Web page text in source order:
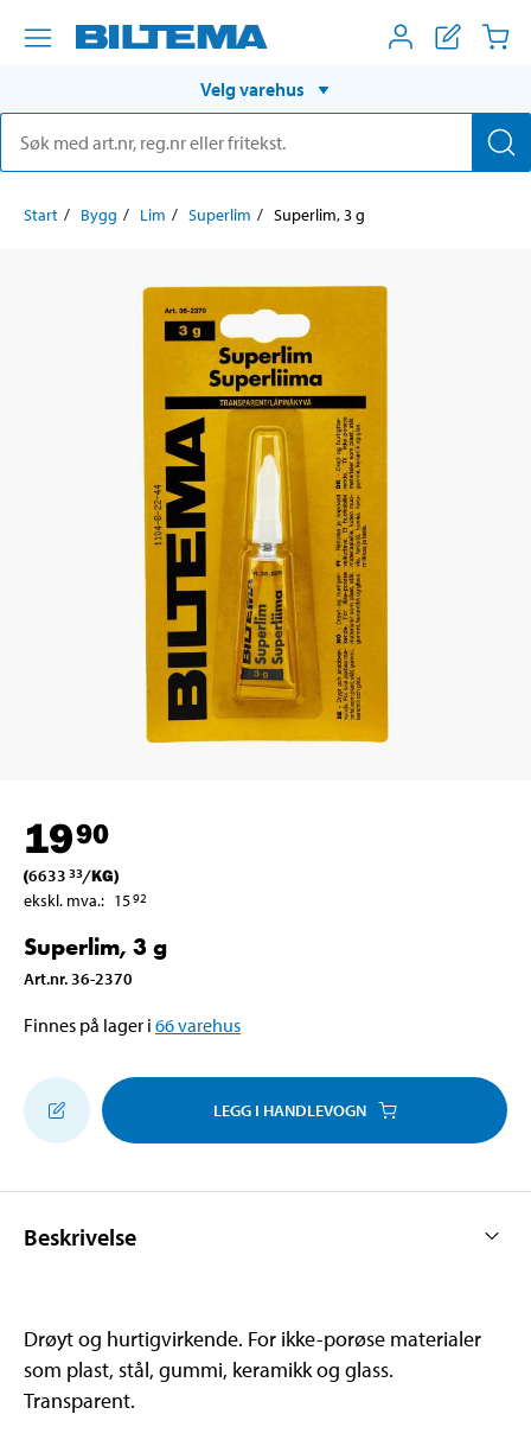
Velg varehus
Start Bygg Lim Superlim Superlim, 3 g
1990
(6633 33/KG)
ekskl. mva.: 1592
Superlim, 3 g
Art.nr. 36-2370
Finnes på lager i 66varehus
LEGG I HANDLEVOGN
Beskrivelse
Drøyt og hurtigvirkende. For ikke-porøse materialer
som plast, stål, gummi, keramikk og glass.
Transparent.